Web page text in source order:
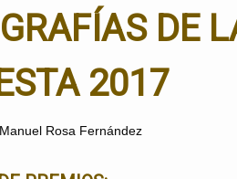
DE
2017
Manuel Rosa Fernández